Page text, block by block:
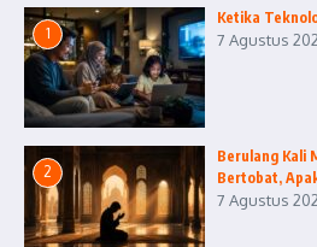
1
Ketika
7 Agustus
2
Berulang Kali
Bertobat,
7 Agustus